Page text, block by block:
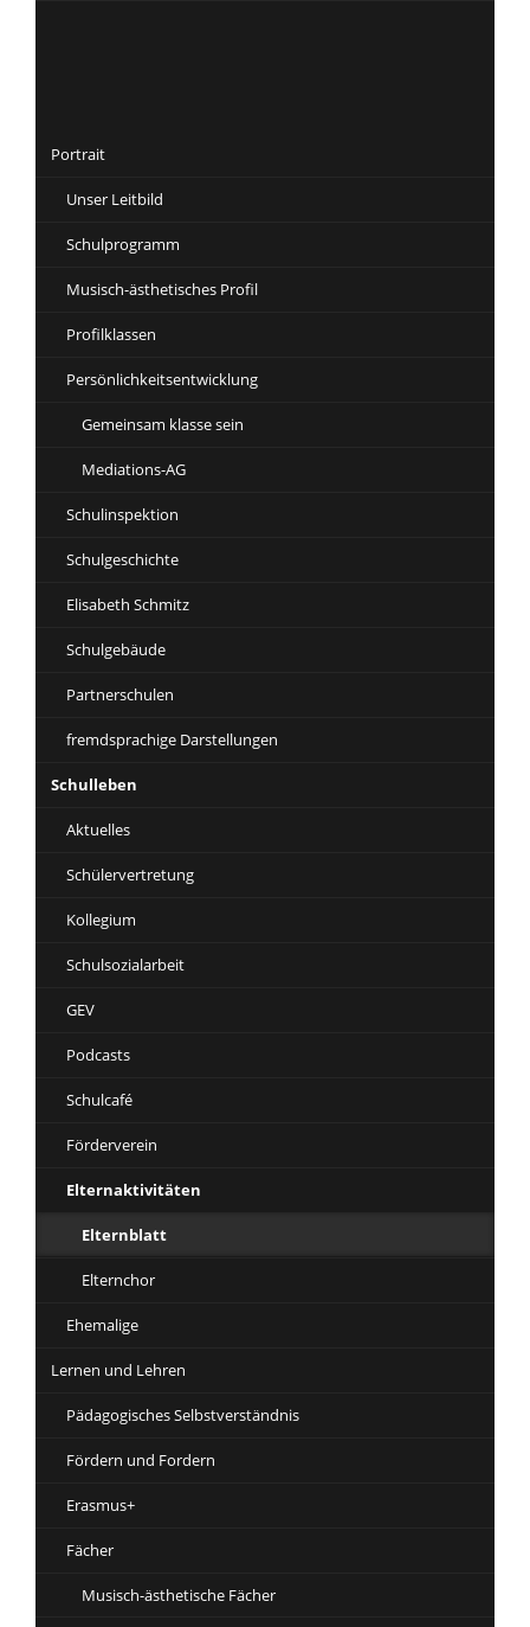
Portrait
Unser Leitbild
Schulprogramm
Musisch-ästhetisches Profil
Profilklassen
Persönlichkeitsentwicklung
Gemeinsam klasse sein
Mediations-AG
Schulinspektion
Schulgeschichte
Elisabeth Schmitz
Schulgebäude
Partnerschulen
fremdsprachige Darstellungen
Schulleben
Aktuelles
Schülervertretung
Kollegium
Schulsozialarbeit
GEV
Podcasts
Schulcafé
Förderverein
Elternaktivitäten
Elternblatt
Elternchor
Ehemalige
Lernen und Lehren
Pädagogisches Selbstverständnis
Fördern und Fordern
Erasmus+
Fächer
Musisch-ästhetische Fächer